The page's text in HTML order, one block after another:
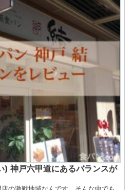
) 神戸六甲道にあるバランスが